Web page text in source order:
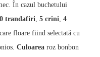
În cazul buchetului
trandafiri, 5 crini, 4
floare fiind selectată cu
Culoarea roz bonbon